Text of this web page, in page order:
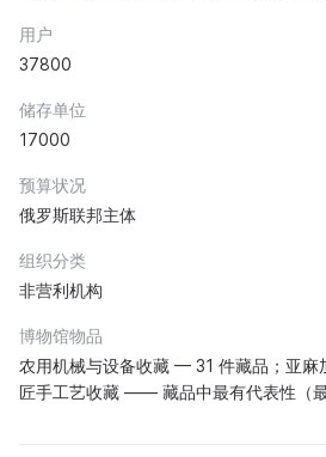
用户
37800
储存单位
17000
预算状况
俄罗斯联邦主体
组织分类
非营利机构
博物馆物品
农用机械与设备收藏 — 31 件藏品；亚麻
匠手工艺收藏 —— 藏品中最有代表性（